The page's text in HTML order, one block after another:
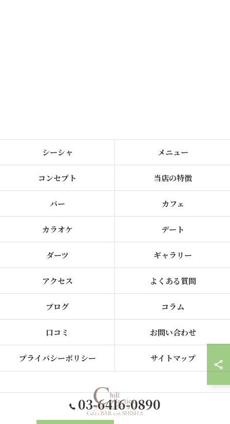
03-6416-0890
シーシャ メニュー
コンセプト 当店の特徴
バー カフェ
カラオケ デート
ダーツ ギャラリー
アクセス よくある質問
ブログ コラム
口コミ お問い合わせ
プライバシーポリシー サイトマップ